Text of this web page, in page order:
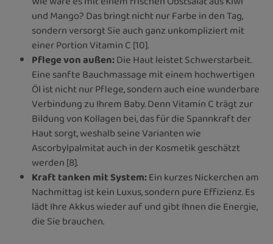
und Mango? Das bringt nicht nur Farbe in den Tag,
sondern versorgt Sie auch ganz unkompliziert mit
einer Portion Vitamin C [10].
Pflege von außen:Die Haut leistet Schwerstarbeit.
Eine sanfte Bauchmassage mit einem hochwertigen
Öl ist nicht nur Pflege, sondern auch eine wunderbare
Verbindung zu Ihrem Baby. Denn Vitamin C trägt zur
Bildung von Kollagen bei, das für die Spannkraft der
Haut sorgt, weshalb seine Varianten wie
Ascorbylpalmitat auch in der Kosmetik geschätzt
werden [8].
Kraft tanken mit System:Ein kurzes Nickerchen am
Nachmittag ist kein Luxus, sondern pure Effizienz. Es
lädt Ihre Akkus wieder auf und gibt Ihnen die Energie,
die Sie brauchen.